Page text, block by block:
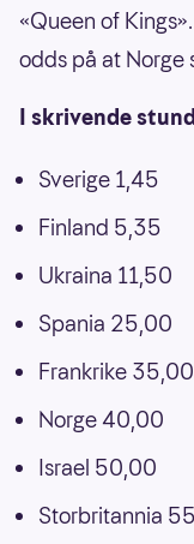
«Queen of
odds på at Norge
I skrivende
Sverige 1,45
Finland 5,35
Ukraina 11,50
Spania 25,00
Frankrike 35,00
Norge 40,00
Israel 50,00
Storbritannia